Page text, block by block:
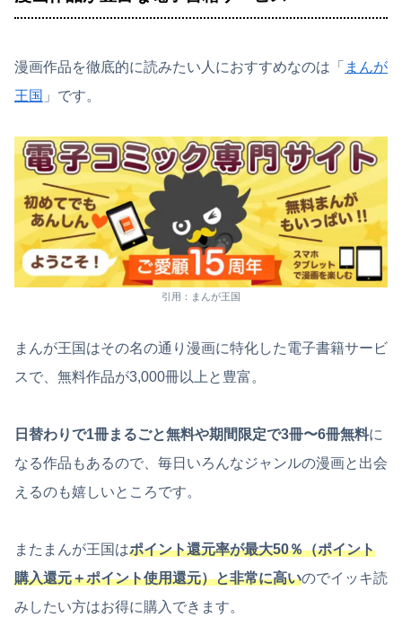
漫画作品を徹底的に読みたい人におすすめなのは「 まんが
王国 」です。
引用：まんが王国
まんが王国はその名の通り漫画に特化した電子書籍サービ
スで、無料作品が3,000冊以上と豊富。
日替わりで1冊まるごと無料や期間限定で3冊〜6冊無料に
なる作品もあるので、毎日いろんなジャンルの漫画と出会
えるのも嬉しいところです。
またまんが王国はポイント還元率が最大50％（ポイント
購入還元＋ポイント使用還元）と非常に高いのでイッキ読
みしたい方はお得に購入できます。